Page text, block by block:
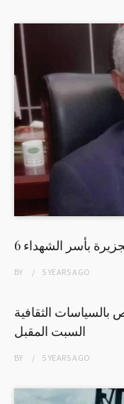
بأسر الشهداء
BY 5 YEARSAGO
الثقافية
السبت المقبل
BY 5 YEARSAGO